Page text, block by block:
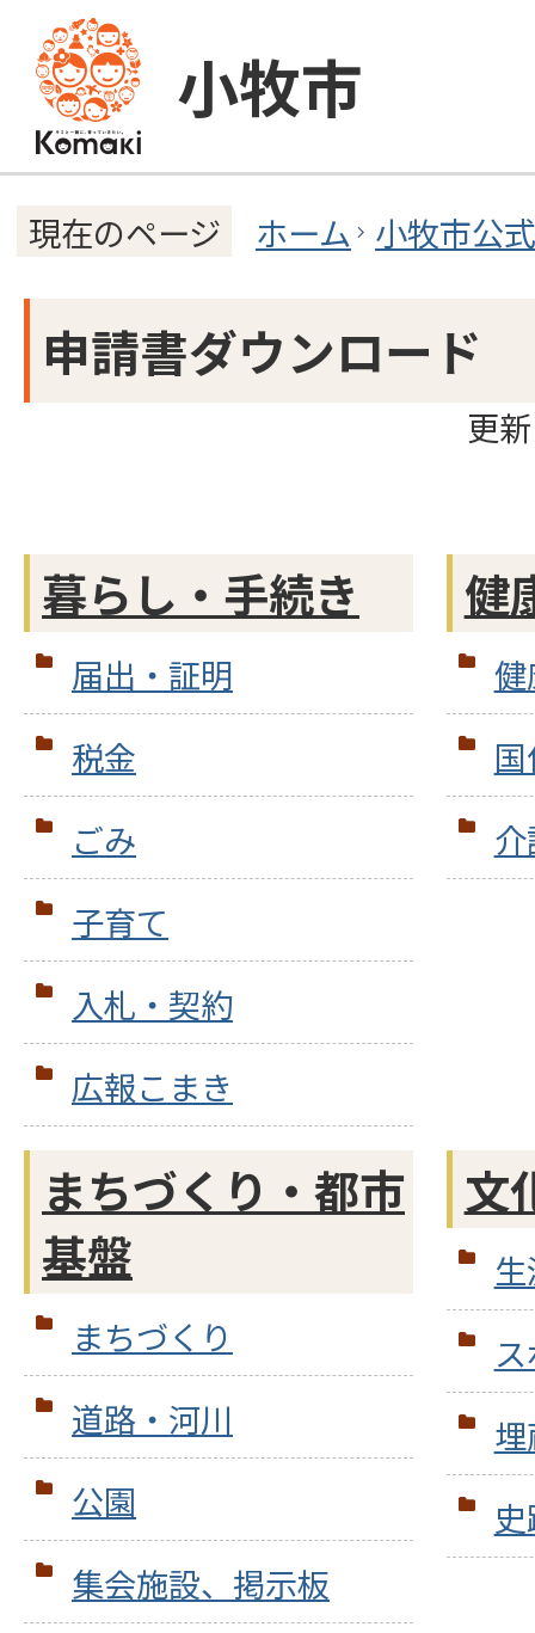
小牧市
現在のページ ホーム 小牧市公
申請書ダウンロード
更
暮らし・手続き
届出・証明
税金
ごみ
子育て
入札・契約
広報こまき
健
まちづくり・都市
基盤
まちづくり
道路・河川
公園
集会施設、掲示板
文